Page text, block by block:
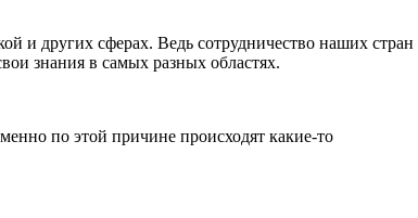
и других сферах. Ведь сотрудничество наших стран
знания в самых разных областях.
по этой причине происходят какие-то